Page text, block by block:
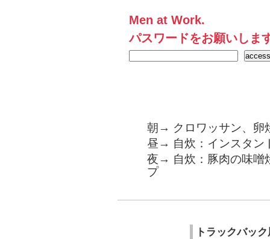
Men at Work.
パスワードをお願いしま
朝→ クロワッサン、卵
昼→ 自炊：インスタン
夜→ 自炊：豚肉の味噌
プ
トラックバッ